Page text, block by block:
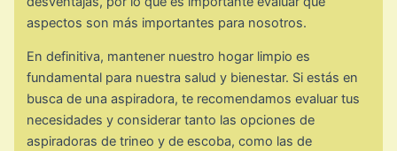
aspectos son más importantes para nosotros.
En definitiva, mantener nuestro hogar limpio es
fundamental para nuestra salud y bienestar. Si estás en
busca de una aspiradora, te recomendamos evaluar tus
necesidades y considerar tanto las opciones de
aspiradoras de trineo y de escoba, como las de